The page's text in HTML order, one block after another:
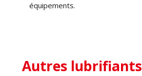
équipements.
Autres lubrifiants